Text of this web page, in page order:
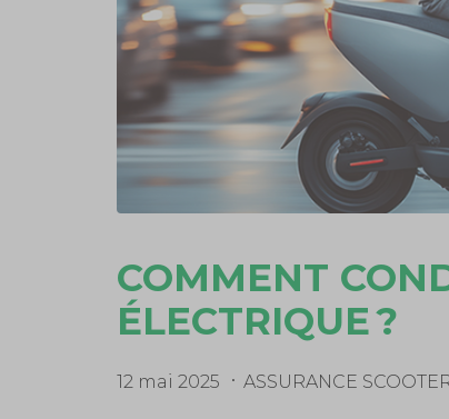
COMMENT
ÉLECTRIQUE ?
12 mai 2025 ASSURANCE